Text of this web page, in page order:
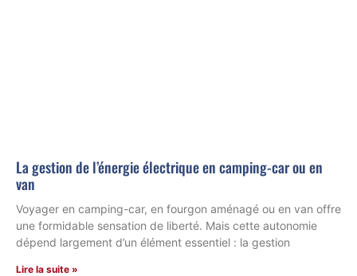
La gestion de l’énergie électrique en camping-car ou en
van
Voyager en camping-car, en fourgon aménagé ou en van offre
une formidable sensation de liberté. Mais cette autonomie
dépend largement d’un élément essentiel : la gestion
Lire la suite »